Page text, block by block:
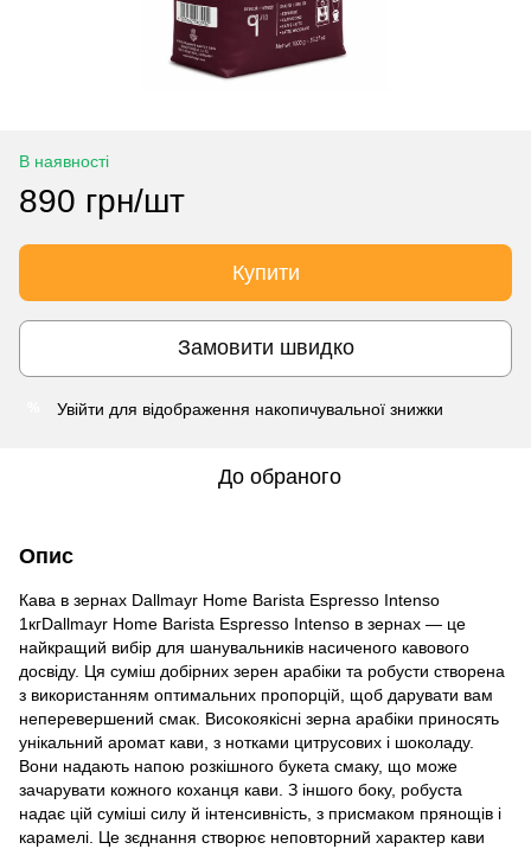
В наявності
890 грн/шт
Купити
Замовити швидко
Увійти для відображення накопичувальної знижки
До обраного
Опис
Кава в зернах Dallmayr Home Barista Espresso Intenso
1кгDallmayr Home Barista Espresso Intenso в зернах — це
найкращий вибір для шанувальників насиченого кавового
досвіду. Ця суміш добірних зерен арабіки та робусти створена
з використанням оптимальних пропорцій, щоб дарувати вам
неперевершений смак. Високоякісні зерна арабіки приносять
унікальний аромат кави, з нотками цитрусових і шоколаду.
Вони надають напою розкішного букета смаку, що може
зачарувати кожного коханця кави. З іншого боку, робуста
надає цій суміші силу й інтенсивність, з присмаком прянощів і
карамелі. Це зєднання створює неповторний характер кави